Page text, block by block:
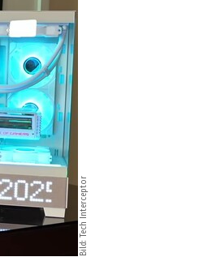
Bild:
Tech Interceptor